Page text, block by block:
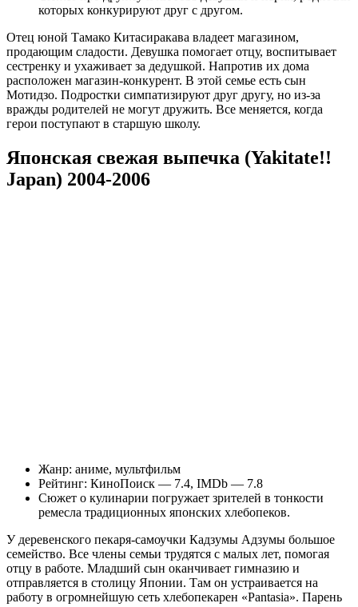
которых конкурируют друг с другом.
Отец юной Тамако Китасиракава владеет магазином,
продающим сладости. Девушка помогает отцу, воспитывает
сестренку и ухаживает за дедушкой. Напротив их дома
расположен магазин-конкурент. В этой семье есть сын
Мотидзо. Подростки симпатизируют друг другу, но из-за
вражды родителей не могут дружить. Все меняется, когда
герои поступают в старшую школу.
Японская свежая выпечка (Yakitate!!
Japan) 2004-2006
Жанр: аниме, мультфильм
Рейтинг: КиноПоиск — 7.4, IMDb — 7.8
Сюжет о кулинарии погружает зрителей в тонкости
ремесла традиционных японских хлебопеков.
У деревенского пекаря-самоучки Кадзумы Адзумы большое
семейство. Все члены семьи трудятся с малых лет, помогая
отцу в работе. Младший сын оканчивает гимназию и
отправляется в столицу Японии. Там он устраивается на
работу в огромнейшую сеть хлебопекарен «Pantasia». Парень